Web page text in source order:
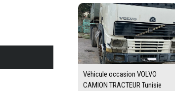
Véhicule occasion VOLVO
CAMION TRACTEUR Tunisie